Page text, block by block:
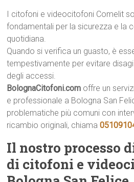
I citofoni e videocitofoni Comelit
fondamentali per la sicurezza e la
quotidiana.
Quando si verifica un guasto, è
tempestivamente per evitare
degli accessi.
BolognaCitofoni.com offre un
e professionale a Bologna San
problematiche più comuni con
ricambio originali, chiama
Il nostro processo
di citofoni e